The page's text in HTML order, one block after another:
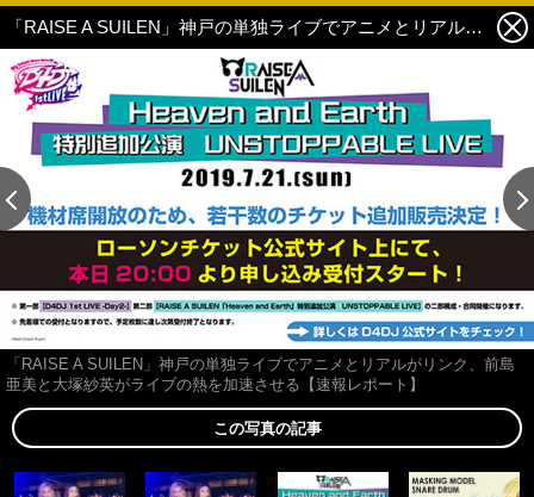
「RAISE A SUILEN」神戸の単独ライブでアニメとリアルがリンク、前島亜美と大塚紗英がライブの熱を加速させる【速報レポート】 3枚目の写真・画像
「RAISE A SUILEN」神戸の単独ライブでアニメとリアルがリンク、前島
亜美と大塚紗英がライブの熱を加速させる【速報レポート】
この写真の記事